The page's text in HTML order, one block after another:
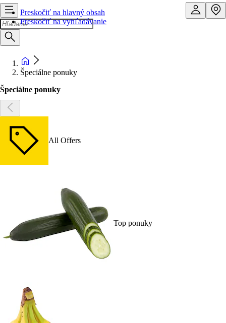
Preskočiť na hlavný obsah
Preskočiť na vyhľadávanie
Špeciálne ponuky
Špeciálne ponuky
All Offers
Top ponuky